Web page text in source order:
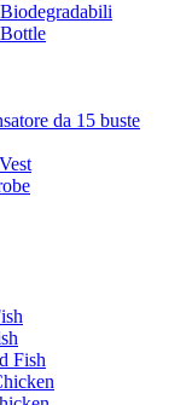
da 15 buste
Fish